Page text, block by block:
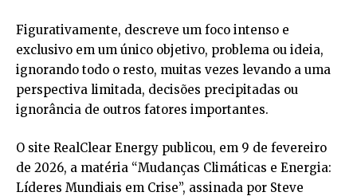
Figurativamente, descreve um foco intenso e
exclusivo em um único objetivo, problema ou ideia,
ignorando todo o resto, muitas vezes levando a uma
perspectiva limitada, decisões precipitadas ou
ignorância de outros fatores importantes.
O site RealClear Energy publicou, em 9 de fevereiro
de 2026, a matéria “Mudanças Climáticas e Energia:
Líderes Mundiais em Crise”, assinada por Steve